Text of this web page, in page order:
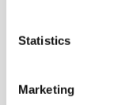
Statistics
Marketing